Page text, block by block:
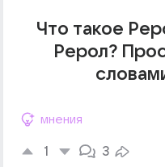
Что такое
Рерол?
мнения
1 3